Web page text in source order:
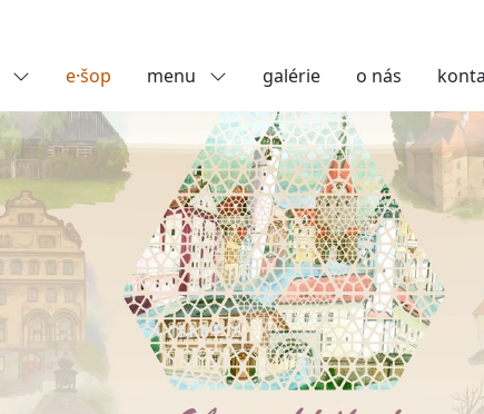
e·šop menu galérie o nás